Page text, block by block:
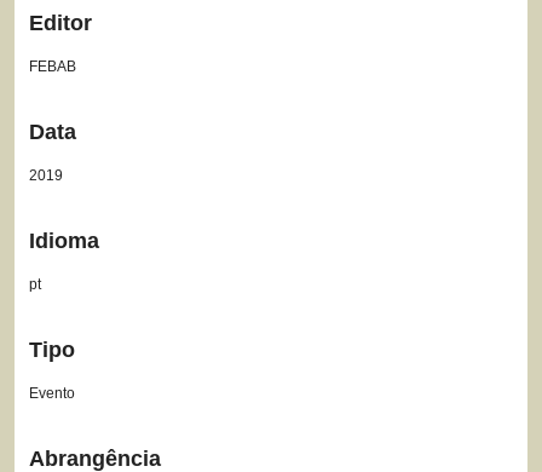
Editor
FEBAB
Data
2019
Idioma
pt
Tipo
Evento
Abrangência